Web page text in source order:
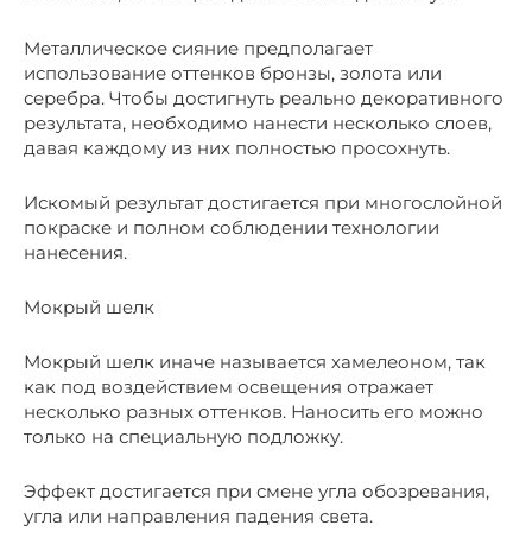
Металлическое сияние предполагает
использование оттенков бронзы, золота или
серебра. Чтобы достигнуть реально декоративного
результата, необходимо нанести несколько слоев,
давая каждому из них полностью просохнуть.
Искомый результат достигается при многослойной
покраске и полном соблюдении технологии
нанесения.
Мокрый шелк
Мокрый шелк иначе называется хамелеоном, так
как под воздействием освещения отражает
несколько разных оттенков. Наносить его можно
только на специальную подложку.
Эффект достигается при смене угла обозревания,
угла или направления падения света.